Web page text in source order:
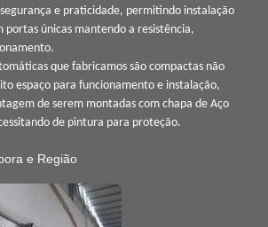
e praticidade, permitindo instalação
portas únicas mantendo a resistência,
que fabricamos são compactas não
espaço para funcionamento e instalação,
de serem montadas com chapa de Aço
de pintura para proteção.
e Região